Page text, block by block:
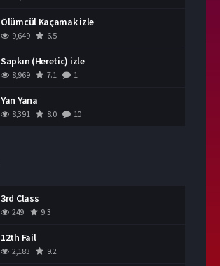
Ölümcül Kaçamak izle
9,649 6.5
Sapkın (Heretic) izle
8,969 7.1 1
Yan Yana
8,391 8.0 10
3rd Class
249 9.3
12th Fail
2,183 9.2